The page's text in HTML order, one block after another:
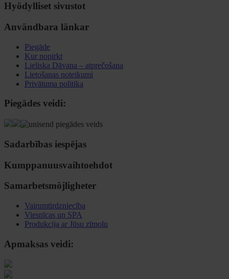
Hyödylliset sivustot
Användbara länkar
Piegāde
Kur nopirkt
Lieliska Dāvana – atprečošana
Lietošanas noteikumi
Privātuma politika
Piegādes veidi:
Sadarbības iespējas
Kumppanuusvaihtoehdot
Samarbetsmöjligheter
Vairumtirdzniecība
Viesnīcas un SPA
Produkcija ar Jūsu zīmolu
Apmaksas veidi: